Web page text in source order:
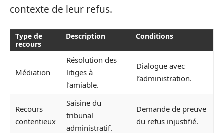
contexte de leur refus.
Type de
recours
Description Conditions
Médiation
Résolution des
litiges à
l’amiable.
Dialogue avec
l’administration.
Recours
contentieux
Saisine du
tribunal
administratif.
Demande de preuve
du refus injustifié.